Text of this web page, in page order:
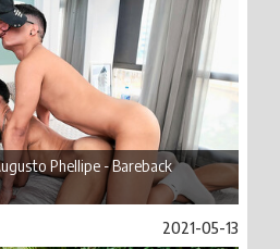
Phellipe - Bareback
2021-05-13